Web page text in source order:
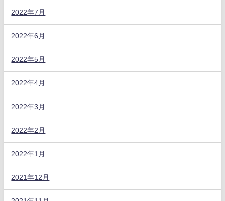
2022年7月
2022年6月
2022年5月
2022年4月
2022年3月
2022年2月
2022年1月
2021年12月